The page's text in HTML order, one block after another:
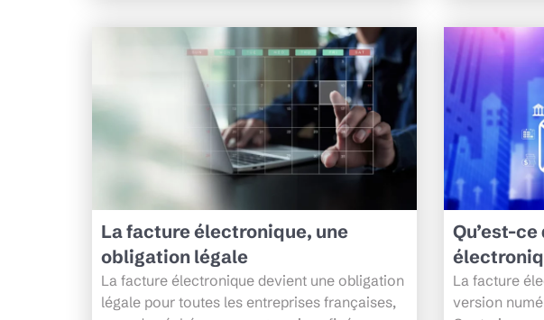
La facture électronique, une
obligation légale
La facture électronique devient une obligation
légale pour toutes les entreprises françaises,
Qu’est-
La facture
version